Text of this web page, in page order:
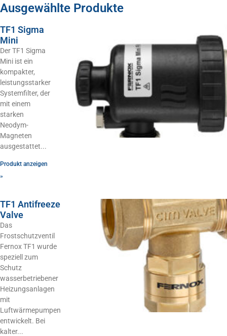
Ausgewählte Produkte
TF1 Sigma
Mini
Der TF1 Sigma
Mini ist ein
kompakter,
leistungsstarker
Systemfilter, der
mit einem
starken
Neodym-
Magneten
ausgestattet
Produkt anzeigen
»
TF1 Antifreeze
Valve
Das
Frostschutzventil
Fernox TF1 wurde
speziell zum
Schutz
wasserbetriebener
Heizungsanlagen
mit
Luftwärmepumpen
entwickelt. Bei
kalter